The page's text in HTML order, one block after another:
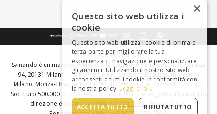
BEVI RESPONSABILMENTE
Svinando è un marchio registrato di Giordano Vini S.p.A. Viale Abruzzi
94, 20131 Milano - - C.F., P.IVA e Nr. Iscrizione Registro Imprese di
Milano, Monza-Brianza, Lodi 04642870960 - R.E.A. MI-2564477 - Cap.
Soc. Euro 500.000 i.v. - Società con Socio Unico e soggetta all'attività di
direzione e coordinamento diItalian Wine Brands S.p.A.
×
Questo sito web utilizza i
cookie
Questo sito web utilizza i cookie di prima e
terza parte per migliorare la tua
esperienza di navigazione e personalizzare
gli annunci. Utilizzando il nostro sito web
acconsenti a tutti i cookie in conformità con
la nostra policy. Leggi di più
ACCETTA TUTTO RIFIUTA TUTTO